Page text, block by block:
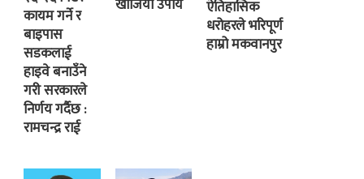
कायम गर्ने र
बाइपास
सडकलाई
हाइवे बनाउँने
गरी सरकारले
निर्णय गर्दैछ :
रामचन्द्र राई
खोजियो उपाय
ऐतिहासिक
धरोहरले भरिपूर्ण
हाम्रो मकवानपुर